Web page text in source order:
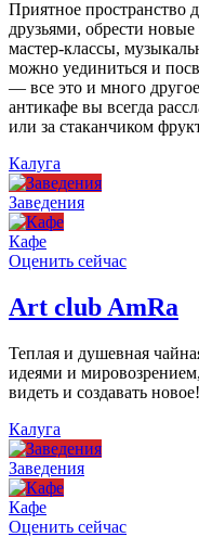
Приятное пространство
друзьями, обрести
мастер-классы,
можно уединиться и
— все это и много
антикафе вы всегда
или за стаканчиком
Калуга
Заведения
Кафе
Оценить сейчас
Art сlub AmRa
Теплая и душевная
идеями и
видеть и создавать новое!
Калуга
Заведения
Кафе
Оценить сейчас